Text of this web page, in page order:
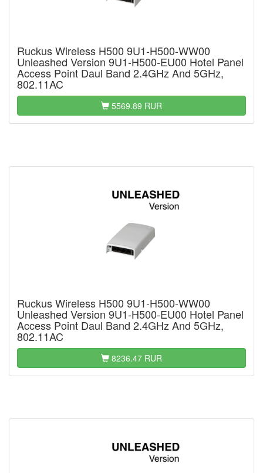
Ruckus Wireless H500 9U1-H500-WW00
Unleashed Version 9U1-H500-EU00 Hotel Panel
Access Point Daul Band 2.4GHz And 5GHz,
802.11AC
5569.89 RUR
Ruckus Wireless H500 9U1-H500-WW00
Unleashed Version 9U1-H500-EU00 Hotel Panel
Access Point Daul Band 2.4GHz And 5GHz,
802.11AC
8236.47 RUR